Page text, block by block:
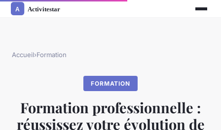
Accueil›Formation
FORMATION
Formation professionnelle :
réussissez votre évolution de